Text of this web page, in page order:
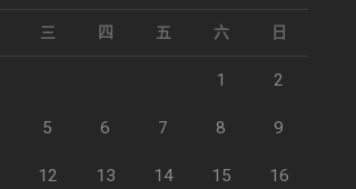
三 四 五 六 日
1 2
5 6 7 8 9
12 13 14 15 16